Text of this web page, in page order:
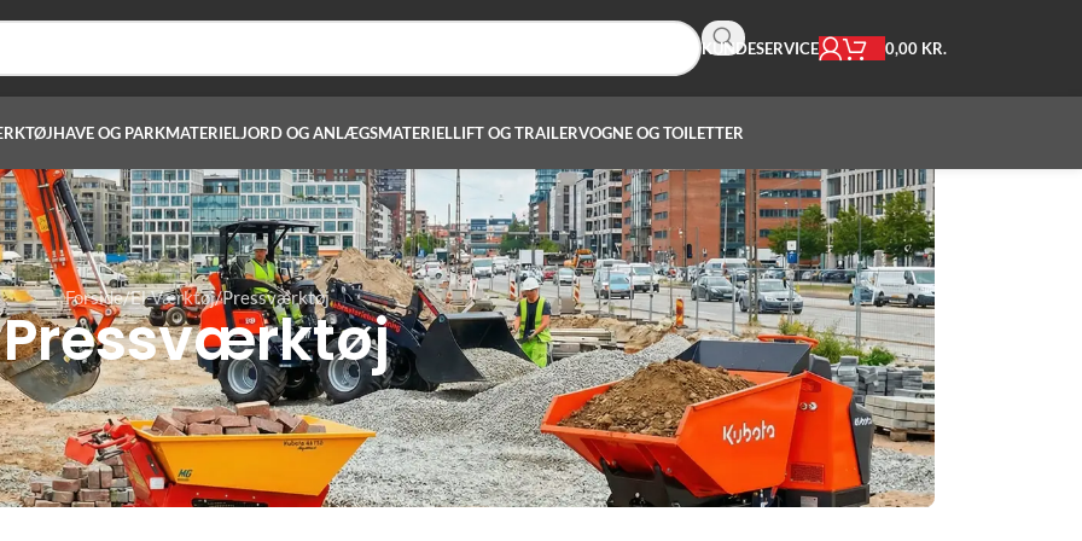
KUNDESERVICE 0,00 KR.
HAVE OG PARKMATERIELJORD OG ANLÆGSMATERIELLIFT OG TRAILERVOGNE OG TOILETTER
Forside El-Værktøj Pressværktøj
Pressværktøj